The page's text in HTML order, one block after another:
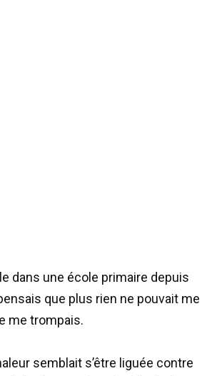
dans une école primaire depuis
que plus rien ne pouvait me
me trompais.
semblait s’être liguée contre